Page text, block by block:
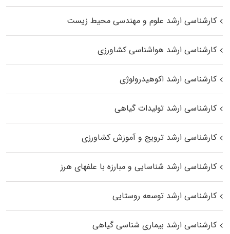
کارشناسی ارشد علوم و مهندسی محیط زیست
کارشناسی ارشد هواشناسی کشاورزی
کارشناسی ارشد اکوهیدرولوژی
کارشناسی ارشد تولیدات گیاهی
کارشناسی ارشد ترویج و آموزش کشاورزی
کارشناسی ارشد شناسایی و مبارزه با علفهای هرز
کارشناسی ارشد توسعه روستایی
کارشناسی ارشد بیماری‌ شناسی گیاهی